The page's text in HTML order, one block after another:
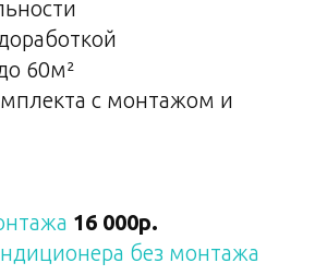
60м²
с монтажом и
16 000р.
без монтажа